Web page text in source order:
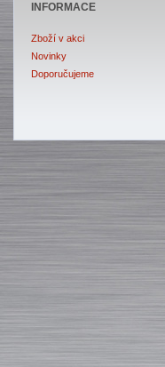
INFORMACE
Zboží v akci
Novinky
Doporučujeme